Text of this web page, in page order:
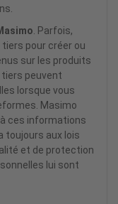
. Parfois,
pour créer ou
sur les produits
peuvent
lorsque vous
Masimo
ces informations
toujours aux lois
et de protection
lui sont